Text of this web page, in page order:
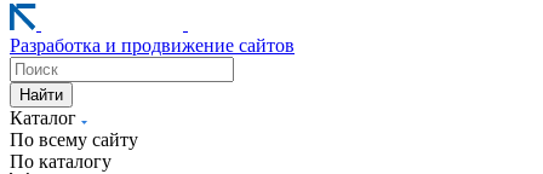
Разработка и продвижение сайтов
Найти
Каталог
По всему сайту
По каталогу